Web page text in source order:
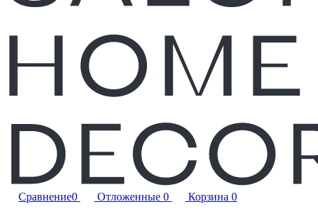
Сравнение0 Отложенные 0 Корзина 0